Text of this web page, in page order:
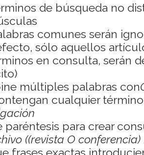
de búsqueda no
comunes serán
sólo aquellos
en consulta, serán
múltiples palabras con
cualquier
paréntesis para crear
((revista O conferencia)
frases exactas